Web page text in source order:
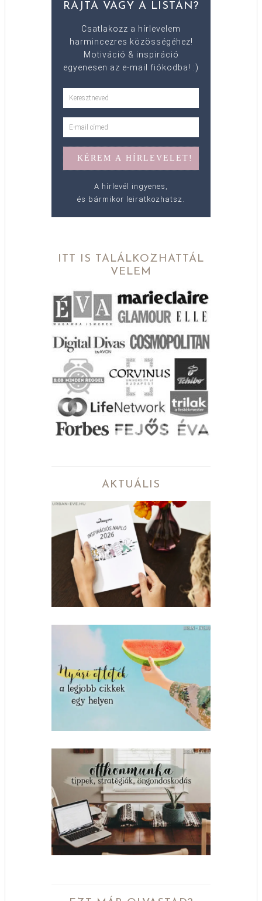
RAJTA VAGY A LISTÁN?
Csatlakozz a hírlevelem
harmincezres közösségéhez!
Motiváció & inspiráció
egyenesen az e-mail fiókodba! :)
A hírlevél ingyenes,
és bármikor leiratkozhatsz.
ITT IS TALÁLKOZHATTÁL
VELEM
AKTUÁLIS